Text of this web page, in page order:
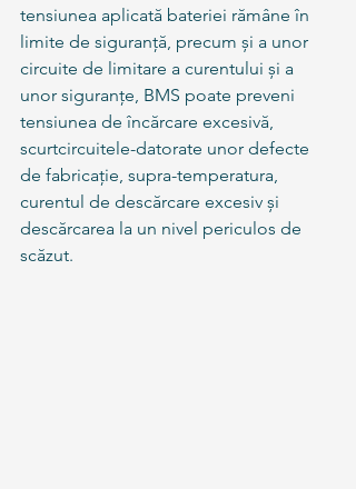
tensiunea aplicată bateriei rămâne în
limite de siguranță, precum și a unor
circuite de limitare a curentului și a
unor siguranțe, BMS poate preveni
tensiunea de încărcare excesivă,
scurtcircuitele-datorate unor defecte
de fabricație, supra-temperatura,
curentul de descărcare excesiv și
descărcarea la un nivel periculos de
scăzut.